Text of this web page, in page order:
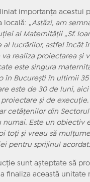
importanța acestui
locală: „Astăzi, am
al Maternității „Sf.
lucrărilor, astfel încât
realiza proiectarea și
este singura
în București în ultimii 35
este de 30 de luni, aici
și de
cetățenilor din Sectorul
numai. Este un obiectiv
toți și vreau să
pentru sprijinul
sunt așteptate să
finaliza această unitate